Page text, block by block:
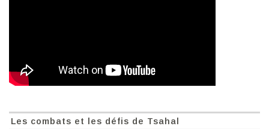
Les combats et les défis de Tsahal